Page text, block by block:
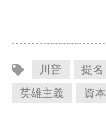
川普 提名
英雄主義
資